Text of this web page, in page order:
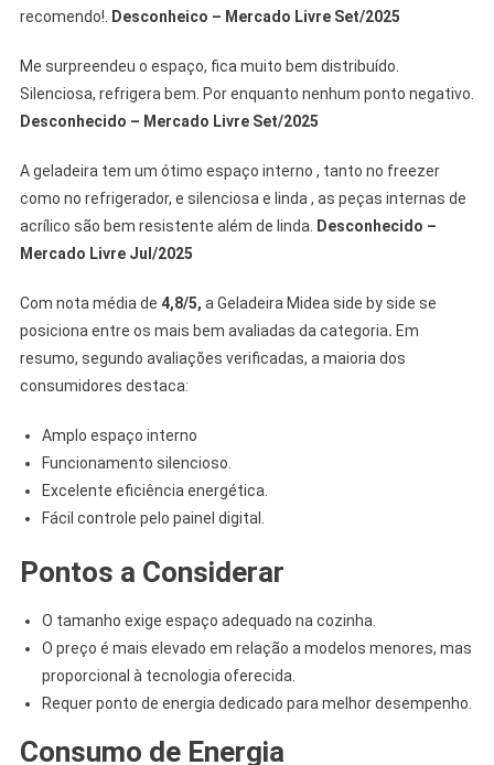
recomendo!. Desconheico – Mercado Livre Set/2025
Me surpreendeu o espaço, fica muito bem distribuído.
Silenciosa, refrigera bem. Por enquanto nenhum ponto negativo.
Desconhecido – Mercado Livre Set/2025
A geladeira tem um ótimo espaço interno , tanto no freezer
como no refrigerador, e silenciosa e linda , as peças internas de
acrílico são bem resistente além de linda. Desconhecido –
Mercado Livre Jul/2025
Com nota média de 4,8/5, a Geladeira Midea side by side se
posiciona entre os mais bem avaliadas da categoria. Em
resumo, segundo avaliações verificadas, a maioria dos
consumidores destaca:
Amplo espaço interno
Funcionamento silencioso.
Excelente eficiência energética.
Fácil controle pelo painel digital.
Pontos a Considerar
O tamanho exige espaço adequado na cozinha.
O preço é mais elevado em relação a modelos menores, mas
proporcional à tecnologia oferecida.
Requer ponto de energia dedicado para melhor desempenho.
Consumo de Energia